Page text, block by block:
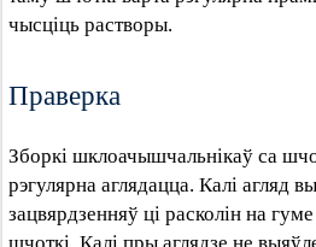
чысціць растворы.
Праверка
Зборкі шклоачышчальнікаў са
рэгулярна аглядацца. Калі агляд
зацвярдзенняў ці расколін на